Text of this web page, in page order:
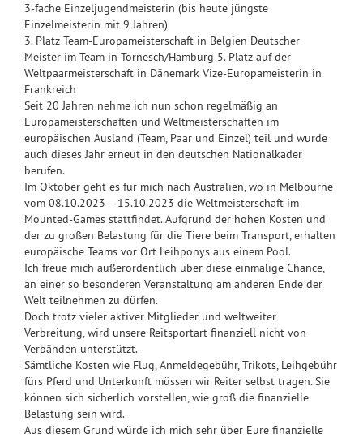
3-fache Einzeljugendmeisterin (bis heute jüngste
Einzelmeisterin mit 9 Jahren)
3. Platz Team-Europameisterschaft in Belgien Deutscher
Meister im Team in Tornesch/Hamburg 5. Platz auf der
Weltpaarmeisterschaft in Dänemark Vize-Europameisterin in
Frankreich
Seit 20 Jahren nehme ich nun schon regelmäßig an
Europameisterschaften und Weltmeisterschaften im
europäischen Ausland (Team, Paar und Einzel) teil und wurde
auch dieses Jahr erneut in den deutschen Nationalkader
berufen.
Im Oktober geht es für mich nach Australien, wo in Melbourne
vom 08.10.2023 – 15.10.2023 die Weltmeisterschaft im
Mounted-Games stattfindet. Aufgrund der hohen Kosten und
der zu großen Belastung für die Tiere beim Transport, erhalten
europäische Teams vor Ort Leihponys aus einem Pool.
Ich freue mich außerordentlich über diese einmalige Chance,
an einer so besonderen Veranstaltung am anderen Ende der
Welt teilnehmen zu dürfen.
Doch trotz vieler aktiver Mitglieder und weltweiter
Verbreitung, wird unsere Reitsportart finanziell nicht von
Verbänden unterstützt.
Sämtliche Kosten wie Flug, Anmeldegebühr, Trikots, Leihgebühr
fürs Pferd und Unterkunft müssen wir Reiter selbst tragen. Sie
können sich sicherlich vorstellen, wie groß die finanzielle
Belastung sein wird.
Aus diesem Grund würde ich mich sehr über Eure finanzielle